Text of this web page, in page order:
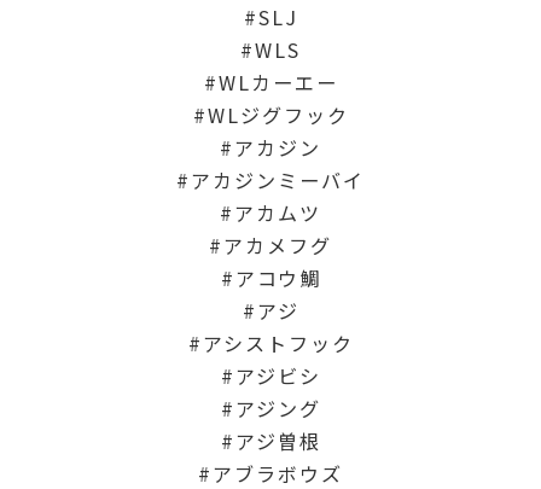
SLJ
WLS
WLカーエー
WLジグフック
アカジン
アカジンミーバイ
アカムツ
アカメフグ
アコウ鯛
アジ
アシストフック
アジビシ
アジング
アジ曽根
アブラボウズ